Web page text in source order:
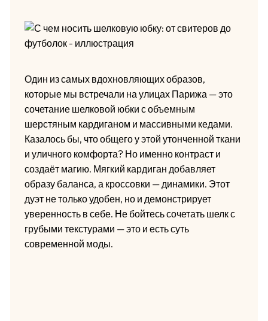
Один из самых вдохновляющих образов,
которые мы встречали на улицах Парижа — это
сочетание шелковой юбки с объемным
шерстяным кардиганом и массивными кедами.
Казалось бы, что общего у этой утонченной ткани
и уличного комфорта? Но именно контраст и
создаёт магию. Мягкий кардиган добавляет
образу баланса, а кроссовки — динамики. Этот
дуэт не только удобен, но и демонстрирует
уверенность в себе. Не бойтесь сочетать шелк с
грубыми текстурами — это и есть суть
современной моды.